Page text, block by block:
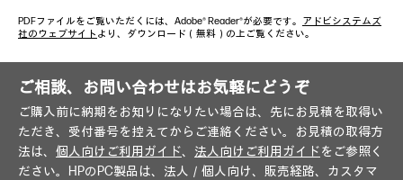
PDFファイルをご覧いただくには、Adobe® Reader®が必要です。 アドビシステムズ
社のウェブサイト より、ダウンロード（無料）の上ご覧ください。
ご相談、お問い合わせはお気軽にどうぞ
ご購入前に納期をお知りになりたい場合は、先にお見積を取得い
ただき、受付番号を控えてからご連絡ください。お見積の取得方
法は、 個人向けご利用ガイド、 法人向けご利用ガイドをご参照く
ださい。HPのPC製品は、法人／個人向け、販売経路、カスタマ